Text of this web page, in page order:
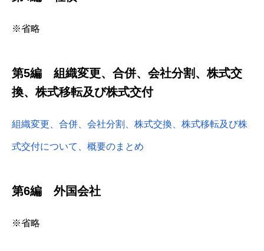
※省略
第5編 組織変更、合併、会社分割、株式交
換、株式移転及び株式交付
組織変更、合併、会社分割、株式交換、株式移転及び株
式交付について、概要のまとめ
第6編 外国会社
※省略